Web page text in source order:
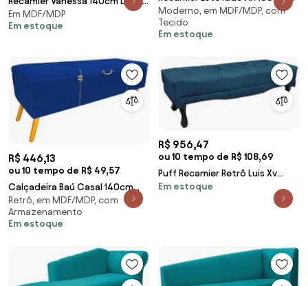
Direito Suede Azul Marinho -
ADJ Decor
Em MDF/MDP
Em estoque
Solteiro Suede Azul Turquesa -
ADJ Decor
Moderno, em MDF/MDP, com
Tecido
Em estoque
R$ 446,13
ou 10 tempo de R$ 49,57
Calçadeira Baú Casal 140cm
Caribe Pés Palito Suede Azul -
Sheep Estofados - Azul
Retrô, em MDF/MDP, com
Armazenamento
Em estoque
R$ 956,47
ou 10 tempo de R$ 108,69
Puff Recamier Retrô Luis Xv
Captonê Quarto Vicenza
140cm Veludo S04 - D'Rossi -
Em estoque